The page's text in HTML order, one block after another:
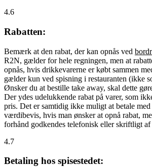
4.6
Rabatten:
Bemærk at den rabat, der kan opnås ved
R2N, gælder for hele regningen, men at
opnås, hvis drikkevarerne er købt sammen
gælder kun ved spisning i restauranten (ikke
Ønsker du at bestille take away, skal dette
Der ydes udelukkende rabat på varer, som
pris. Det er samtidig ikke muligt at betale
værdibevis, hvis man ønsker at opnå rabat,
forhånd godkendes telefonisk eller skriftligt af
4.7
Betaling hos spisestedet: